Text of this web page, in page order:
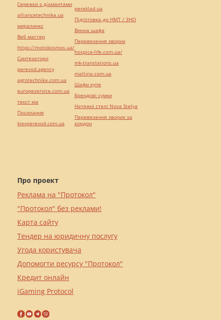
Про проект
Реклама на "Протокол"
"Протокол" без реклами!
Карта сайту
Тендер на юридичну послугу
Угода користувача
Допомогти ресурсу "Протокол"
Кредит онлайн
iGaming Protocol
Сережки з діамантами
alliancetechnika.ua
миралинкс
Веб мастер
https://motokosmos.ua/
Синтезатори
perevod.agency
agrotechnika.com.ua
europeservice.com.ua
текст юа
Посилання
kievperevod.com.ua
pereklad.ua
Підготовка до НМТ / ЗНО
Винна шафа
Перевезення хворих
hospice-life.com.ua/
mk-translations.ua
maltina.com.ua
Шафи купе
Брендові сумки
Натяжні стелі Nova Stelya
Перевезення хворих за
кордон